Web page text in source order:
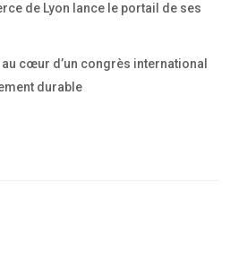
de Lyon lance le portail de ses
au cœur d’un congrès international
durable